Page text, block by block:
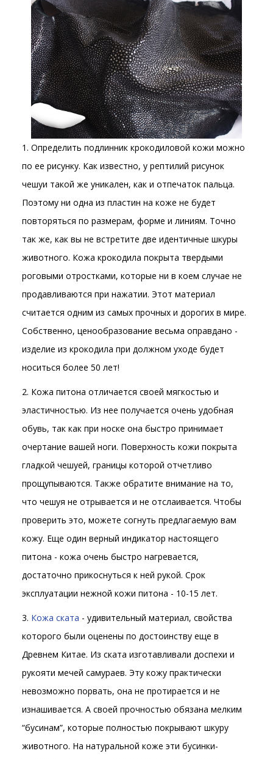
1. Определить подлинник крокодиловой кожи можно
по ее рисунку. Как известно, у рептилий рисунок
чешуи такой же уникален, как и отпечаток пальца.
Поэтому ни одна из пластин на коже не будет
повторяться по размерам, форме и линиям. Точно
так же, как вы не встретите две идентичные шкуры
животного. Кожа крокодила покрыта твердыми
роговыми отростками, которые ни в коем случае не
продавливаются при нажатии. Этот материал
считается одним из самых прочных и дорогих в мире.
Собственно, ценообразование весьма оправдано -
изделие из крокодила при должном уходе будет
носиться более 50 лет!
2. Кожа питона отличается своей мягкостью и
эластичностью. Из нее получается очень удобная
обувь, так как при носке она быстро принимает
очертание вашей ноги. Поверхность кожи покрыта
гладкой чешуей, границы которой отчетливо
прощупываются. Также обратите внимание на то,
что чешуя не отрывается и не отслаивается. Чтобы
проверить это, можете согнуть предлагаемую вам
кожу. Еще один верный индикатор настоящего
питона - кожа очень быстро нагревается,
достаточно прикоснуться к ней рукой. Срок
эксплуатации нежной кожи питона - 10-15 лет.
3. Кожа ската - удивительный материал, свойства
которого были оценены по достоинству еще в
Древнем Китае. Из ската изготавливали доспехи и
рукояти мечей самураев. Эту кожу практически
невозможно порвать, она не протирается и не
изнашивается. А своей прочностью обязана мелким
“бусинам”, которые полностью покрывают шкуру
животного. На натуральной коже эти бусинки-